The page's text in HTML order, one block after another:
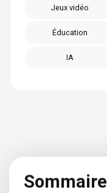
Jeux vidéo
Éducation
IA
Sommaire